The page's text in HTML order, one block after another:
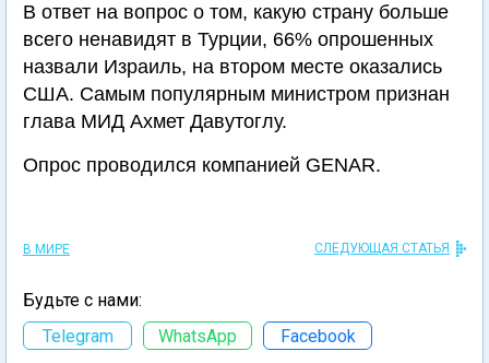
В ответ на вопрос о том, какую страну больше
всего ненавидят в Турции, 66% опрошенных
назвали Израиль, на втором месте оказались
США. Самым популярным министром признан
глава МИД Ахмет Давутоглу.
Опрос проводился компанией GENAR.
В МИРЕ СЛЕДУЮЩАЯ СТАТЬЯ
Будьте с нами:
Telegram
WhatsApp Facebook